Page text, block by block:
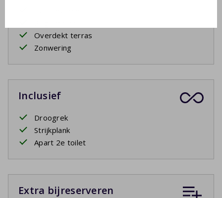
Overdekt terras
Zonwering
Inclusief
Droogrek
Strijkplank
Apart 2e toilet
Extra bijreserveren